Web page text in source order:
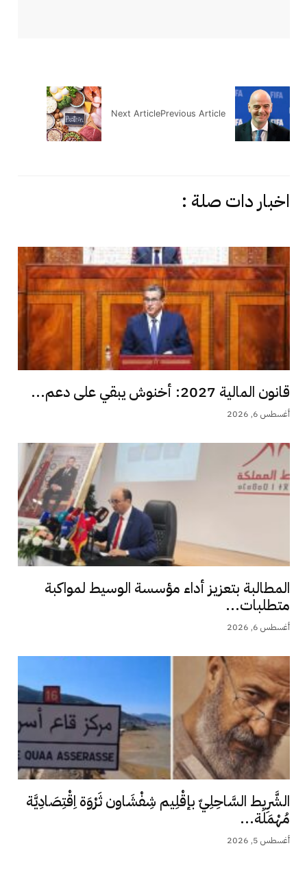
Previous Article
Next Article
اخبار دات صلة :
قانون المالية 2027: أخنوش يبقي على دعم...
أغسطس 6, 2026
المطالبة بتعزيز أداء مؤسسة الوسيط لمواكبة
متطلبات...
أغسطس 6, 2026
الشَّرِيط السَّاحِلِيّ بإقْلِيم شِفْشَاون ثَرْوَة اِقْتِصَادِيَّة
مُهْمَلَة...
أغسطس 5, 2026